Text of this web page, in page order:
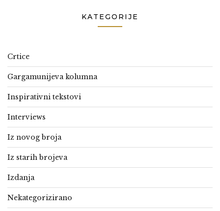
KATEGORIJE
Crtice
Gargamunijeva kolumna
Inspirativni tekstovi
Interviews
Iz novog broja
Iz starih brojeva
Izdanja
Nekategorizirano